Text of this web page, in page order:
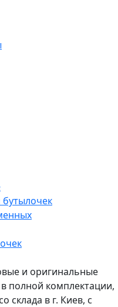
бутылочек
и оригинальные
полной комплектации,
склада в г. Киев, с